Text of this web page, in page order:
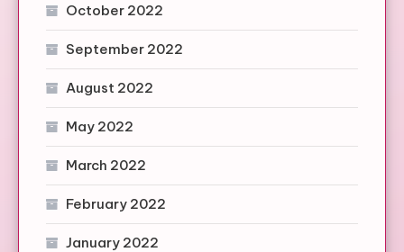
October 2022
September 2022
August 2022
May 2022
March 2022
February 2022
January 2022